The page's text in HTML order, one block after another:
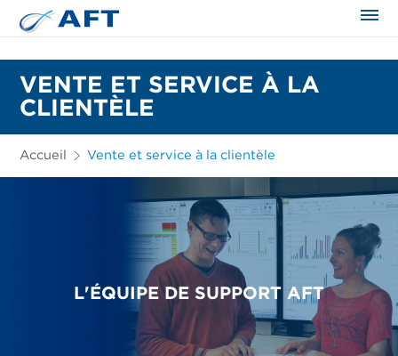
VENTE ET SERVICE À LA
CLIENTÈLE
Accueil Vente et service à la clientèle
L'ÉQUIPE DE SUPPORT AFT